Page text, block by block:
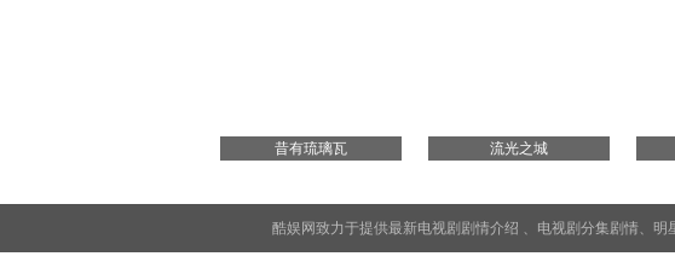
昔有琉璃瓦 流光之城
酷娱网致力于提供最新电视剧 剧情介绍 、电视剧 分集剧情、 明